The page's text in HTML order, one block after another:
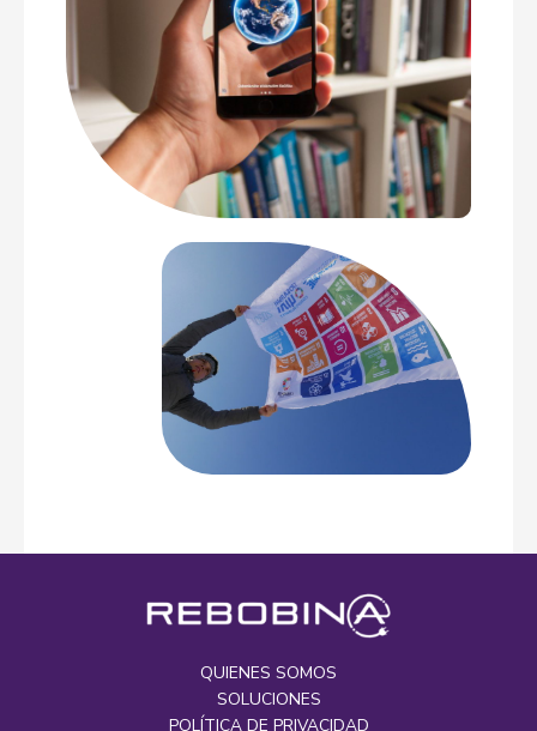
QUIENES SOMOS
SOLUCIONES
POLÍTICA DE PRIVACIDAD